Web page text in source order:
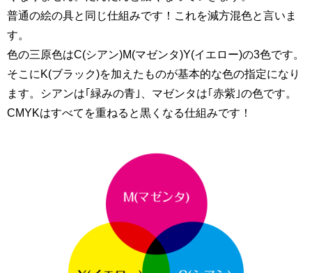
普通の絵の具と同じ仕組みです！これを減方混色と言いま
す。
色の三原色はC(シアン)M(マゼンタ)Y(イエロー)の3色です。
そこにK(ブラック)を加えたものが基本的な色の指定になり
ます。シアンは｢緑みの青｣、マゼンタは｢赤紫｣の色です。
CMYKはすべてを重ねると黒くなる仕組みです！